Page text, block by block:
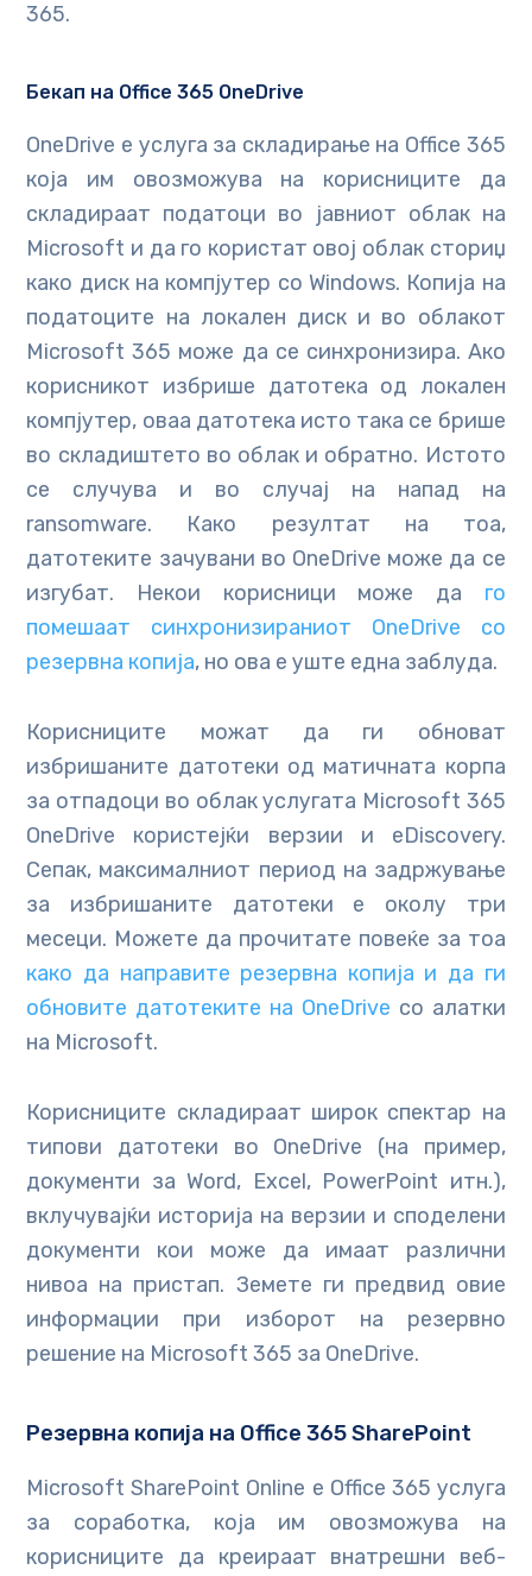
365.
Бекап на Office 365 OneDrive
OneDrive е услуга за складирање на Office 365
која им овозможува на корисниците да
складираат податоци во јавниот облак на
Microsoft и да го користат овој облак сториџ
како диск на компјутер со Windows. Копија на
податоците на локален диск и во облакот
Microsoft 365 може да се синхронизира. Ако
корисникот избрише датотека од локален
компјутер, оваа датотека исто така се брише
во складиштето во облак и обратно. Истото
се случува и во случај на напад на
ransomware. Како резултат на тоа,
датотеките зачувани во OneDrive може да се
изгубат. Некои корисници може да го
помешаат синхронизираниот OneDrive со
резервна копија, но ова е уште една заблуда.
Корисниците можат да ги обноват
избришаните датотеки од матичната корпа
за отпадоци во облак услугата Microsoft 365
OneDrive користејќи верзии и eDiscovery.
Сепак, максималниот период на задржување
за избришаните датотеки е околу три
месеци. Можете да прочитате повеќе за тоа
како да направите резервна копија и да ги
обновите датотеките на OneDrive со алатки
на Microsoft.
Корисниците складираат широк спектар на
типови датотеки во OneDrive (на пример,
документи за Word, Excel, PowerPoint итн.),
вклучувајќи историја на верзии и споделени
документи кои може да имаат различни
нивоа на пристап. Земете ги предвид овие
информации при изборот на резервно
решение на Microsoft 365 за OneDrive.
Резервна копија на Office 365 SharePoint
Microsoft SharePoint Online е Office 365 услуга
за соработка, која им овозможува на
корисниците да креираат внатрешни веб-